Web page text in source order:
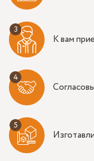
К вам